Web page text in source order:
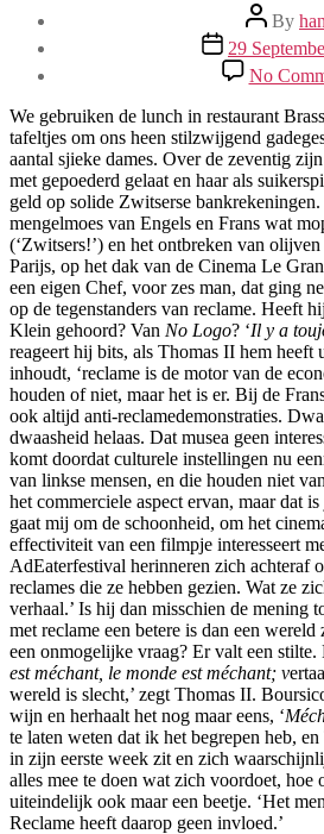
Post
author
By
Post
date
29
No
We gebruiken de lunch in restaurant
tafeltjes om ons heen stilzwijgend
aantal sjieke dames. Over de zeventig
met gepoederd gelaat en haar als
geld op solide Zwitserse
mengelmoes van Engels en Frans wat
(‘Zwitsers!’) en het ontbreken van
Parijs, op het dak van de Cinema Le
een eigen Chef, voor zes man, dat ging
op de tegenstanders van reclame. Heeft
Klein gehoord? Van No Logo? ‘Il y a
reageert hij bits, als Thomas II hem
inhoudt, ‘reclame is de motor van de
houden of niet, maar het is er. Bij de
ook altijd anti-reclamedemonstraties.
dwaasheid helaas. Dat musea geen
komt doordat culturele instellingen nu
van linkse mensen, en die houden niet
het commerciele aspect ervan, maar dat
gaat mij om de schoonheid, om het
effectiviteit van een filmpje interesseert
AdEaterfestival herinneren zich achteraf
reclames die ze hebben gezien. Wat ze
verhaal.’ Is hij dan misschien de mening
met reclame een betere is dan een
een onmogelijke vraag? Er valt een stilte.
est méchant, le monde est méchant; v
wereld is slecht,’ zegt Thomas II.
wijn en herhaalt het nog maar eens, ‘
te laten weten dat ik het begrepen heb,
in zijn eerste week zit en zich
alles mee te doen wat zich voordoet,
uiteindelijk ook maar een beetje. ‘Het
Reclame heeft daarop geen invloed.’